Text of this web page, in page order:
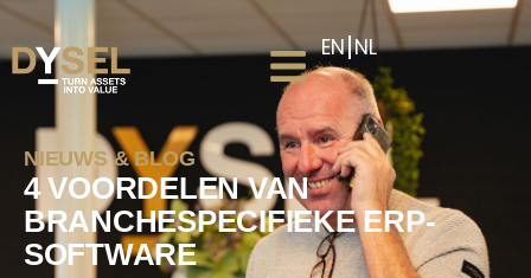
EN NL
NIEUWS & BLOG
4 VOORDELEN VAN
BRANCHESPECIFIEKE ERP-
SOFTWARE